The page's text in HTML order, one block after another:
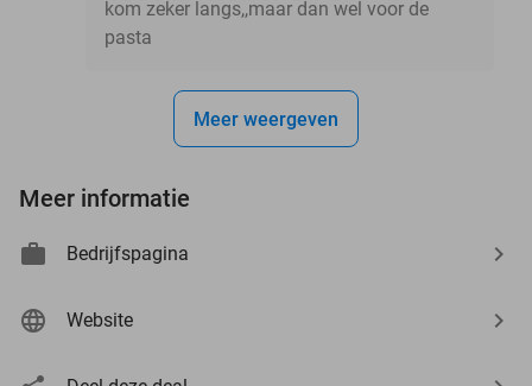
kom zeker langs,,maar dan wel voor de
pasta
Meer weergeven
Meer informatie
Bedrijfspagina
Website